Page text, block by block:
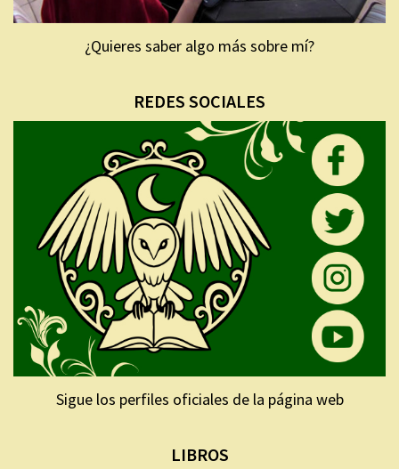
¿Quieres saber algo más sobre mí?
REDES SOCIALES
Sigue los perfiles oficiales de la página web
LIBROS